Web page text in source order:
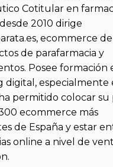
Cotitular en
2010 dirige
ecommerce
de parafarmacia y
Posee formación
digital, especialmente
permitido colocar su
ecommerce más
de España y estar
online a nivel de